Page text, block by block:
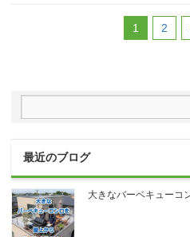
1 2
最近のブログ
大きなバーベキューコ